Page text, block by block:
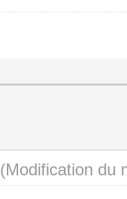
(Modification du